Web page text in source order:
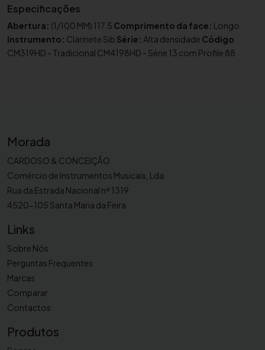
d
e
B
o
a
p
a
r
a
i
n
e
t
e
Especificações
Abertura: (1/100 MM) 117.5 Comprimento da face: Longo
Instrumento: Clarinete Sib Série: Alta densidade Código
CM319HD - Tradicional CM4198HD - Série 13 com Profile 88
Morada
CARDOSO & CONCEIÇÃO
Comércio de Instrumentos Musicais, Lda
Rua da Estrada Nacional nº 1319
4520-105 Santa Maria da Feira
Links
Sobre Nós
Perguntas Frequentes
Marcas
Comparar
Contactos
Produtos